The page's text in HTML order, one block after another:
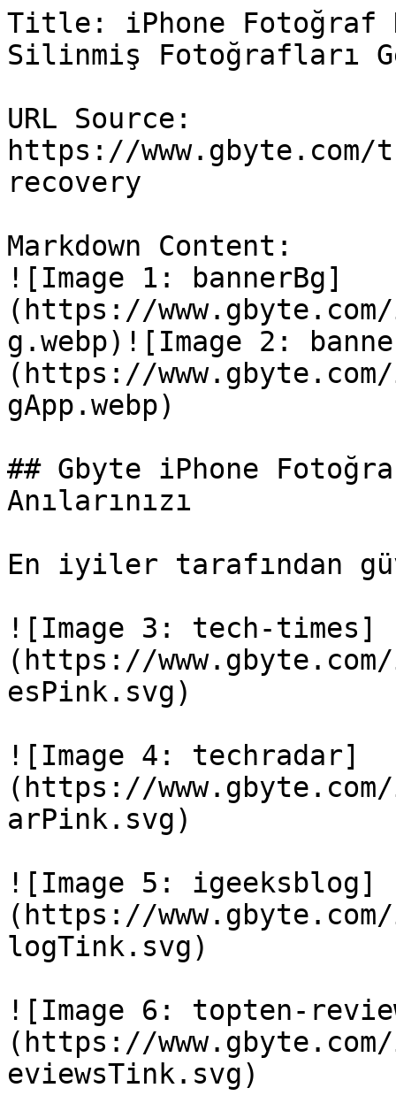
Title: iPhone Fotoğraf
Silinmiş Fotoğrafları
URL Source:
https://
recovery
Markdown Content:
![Image 1: bannerBg]
(https://
g.webp)![Image 2:
(https://
gApp.webp)
## Gbyte iPhone
Anılarınızı
En iyiler tarafından
![Image 3: tech-times]
(https://
esPink.svg)
![Image 4: techradar]
(https://
arPink.svg)
![Image 5: igeeksblog]
(https://
logTink.svg)
![Image 6: topten-
(https://www.gbyte.com/
eviewsTink.svg)